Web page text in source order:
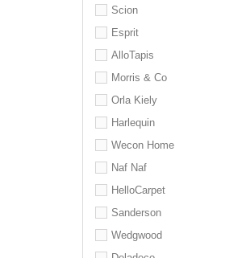
Scion
Esprit
AlloTapis
Morris & Co
Orla Kiely
Harlequin
Wecon Home
Naf Naf
HelloCarpet
Sanderson
Wedgwood